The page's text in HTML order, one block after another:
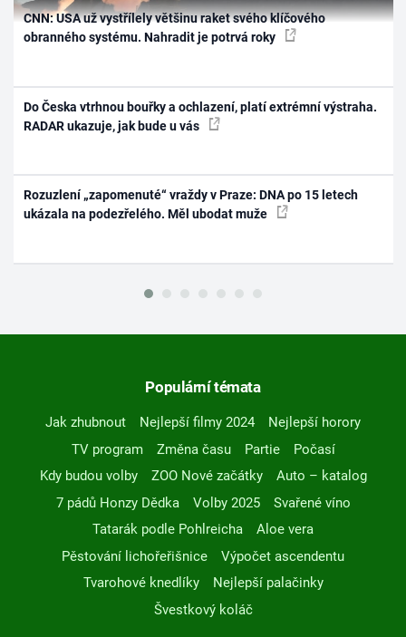
CNN: USA už vystřílely většinu raket svého klíčového
obranného systému. Nahradit je potrvá roky
Do Česka vtrhnou bouřky a ochlazení, platí extrémní výstraha.
RADAR ukazuje, jak bude u vás
Rozuzlení „zapomenuté“ vraždy v Praze: DNA po 15 letech
ukázala na podezřelého. Měl ubodat muže
Populární témata
Jak zhubnout Nejlepší filmy 2024
Nejlepší horory
TV program
Změna času Partie
Počasí
Kdy budou volby
ZOO Nové začátky
Auto – katalog
7 pádů Honzy Dědka
Volby 2025
Svařené víno
Tatarák podle Pohlreicha
Aloe vera
Pěstování lichořeřišnice
Výpočet ascendentu
Tvarohové knedlíky
Nejlepší palačinky
Švestkový koláč